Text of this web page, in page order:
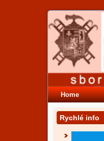
Home
Rychlé info